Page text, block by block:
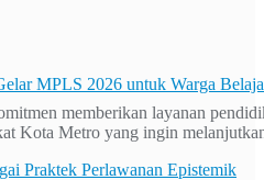
MPLS 2026 untuk Warga
memberikan layanan
Kota Metro yang ingin
Praktek Perlawanan Epistemik